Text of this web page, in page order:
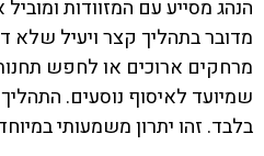
הנהג מסייע עם המזוודות
מדובר בתהליך קצר ויעיל שלא
מרחקים ארוכים או לחפש
שמיועד לאיסוף נוסעים.
בלבד. זהו יתרון משמעותי